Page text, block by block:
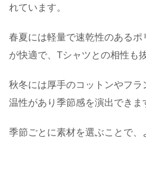
れています。
春夏には軽量で速乾性のある
が快適で、Tシャツとの相性も
秋冬には厚手のコットンやフ
温性があり季節感を演出できま
季節ごとに素材を選ぶことで、